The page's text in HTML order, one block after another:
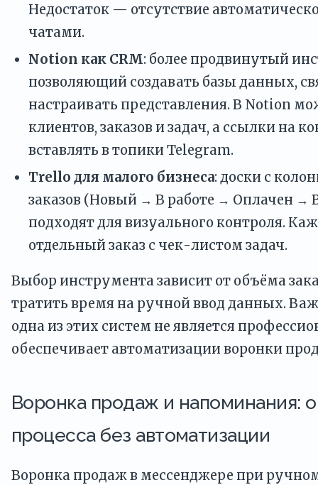
Недостаток — отсутствие
чатами.
Notion как CRM: более продвинутый
позволяющий создавать базы данных,
настраивать представления. В Notion
клиентов, заказов и задач, а ссылки на
вставлять в топики Telegram.
Trello для малого бизнеса: доски с
заказов (Новый → В работе → Оплачен →
подходят для визуального контроля.
отдельный заказ с чек-листом задач.
Выбор инструмента зависит от объёма
тратить время на ручной ввод данных.
одна из этих систем не является
обеспечивает автоматизации воронки
Воронка продаж и напоминания:
процесса без автоматизации
Воронка продаж в мессенджере при